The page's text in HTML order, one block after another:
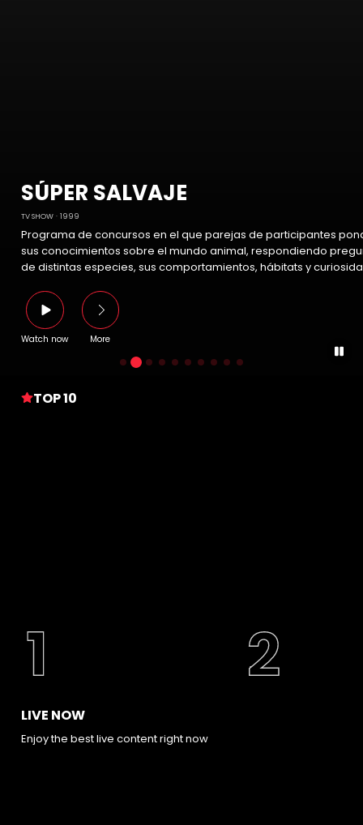
SÚPER SALVAJE
TV SHOW 1999
Programa de concursos en el que parejas de participantes
sus conocimientos sobre el mundo animal, respondiendo
de distintas especies, sus comportamientos, hábitats y
Watch now More
TOP 10
LIVE NOW
Enjoy the best live content right now